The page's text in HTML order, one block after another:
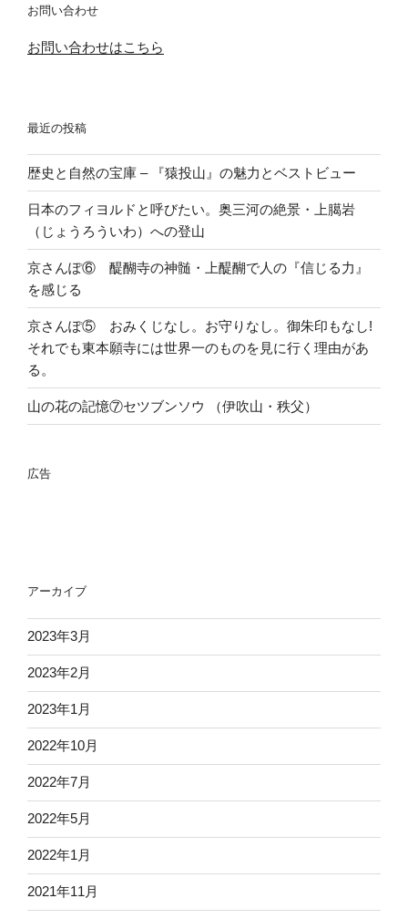
お問い合わせ
お問い合わせはこちら
最近の投稿
歴史と自然の宝庫 – 『猿投山』の魅力とベストビュー
日本のフィヨルドと呼びたい。奥三河の絶景・上臈岩
（じょうろういわ）への登山
京さんぽ⑥ 醍醐寺の神髄・上醍醐で人の『信じる力』
を感じる
京さんぽ⑤ おみくじなし。お守りなし。御朱印もなし!
それでも東本願寺には世界一のものを見に行く理由があ
る。
山の花の記憶⑦セツブンソウ （伊吹山・秩父）
広告
アーカイブ
2023年3月
2023年2月
2023年1月
2022年10月
2022年7月
2022年5月
2022年1月
2021年11月